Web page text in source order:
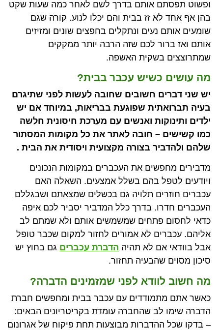
ופשוט תפסתם אותם בדרך לשם לאחר כמה שעות שקט
בהן אף אחד לא זז בבית והם יכלו לנוע. קורה שגם
שומעים אותם נעים ונתקלים בחפצים שונים ומזיזים
אותם ואז ברור לכם שזה הרבה יותר ממקקים
שמתרוצצים בשקית האשפה.
מה עושים כשיש עכבר בבית?
יש שני דברים חשובים שחובה לעשות לפני שתיגרם
בעיה תברואתית שפוגעת בבריאות, במיוחד אם יש
ילדים ותינוקות ואנשים עם מערכת חיסונית חלשה
כמו קשישים – חובה לאתר את כל מקומות המסתור
שלהם ולהדביר בצורה מקצועית ויסודית את הבית .
מדבירים מחפשים את העכברים במקומות הנכונים
ויודעים לטפל בהם בשלל אמצעים. השאלה האם
עכברים חוזרים תלויה גם בכשלים שמצאתם ושבגללם
העכברים חדרו. בדרך כלל המדביר יסביר לכם איפה
כדאי לחסום פתחים שמשמשים אותם ולא שמתם לב
אליהם. עכברים לא אמורים לחזור למקום שכבר טופל
אבל בוודאי אם לא תהיה הדברת עכברים גם בחוץ יש
סיכון מסוים שהבעיה תחזור.
מה חשוב לוודא לפני שמזמינים הדברה?
כאשר אתם מתמודדים עם עכבר בבית ומחפשים חברת
הדברה שימו לב שהחברה עומדת בקריטריונים הבאים:
– בדקו שכל ההדברות מבוצעות תחת פיקוח של אגרונום